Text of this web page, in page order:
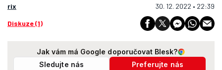
rix 30. 12. 2022 • 22:39
Diskuze (1)
Jak vám má Google doporučovat Blesk?
Sledujte nás
Preferujte nás